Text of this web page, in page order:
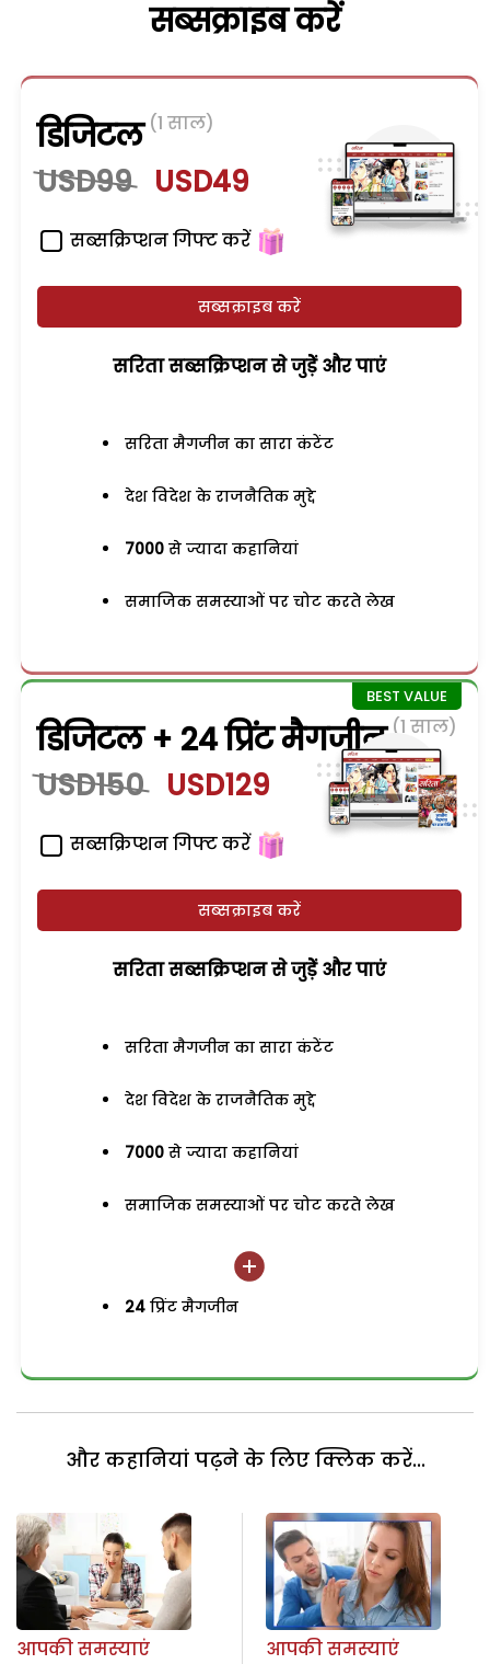
सब्सक्राइब करें
डिजिटल (1 साल)
USD99 USD49
सब्सक्रिप्शन गिफ्ट करें
सब्सक्राइब करें
सरिता सब्सक्रिप्शन से जुड़ेें और पाएं
सरिता मैगजीन का सारा कंटेंट
देश विदेश के राजनैतिक मुद्दे
7000 से ज्यादा कहानियां
समाजिक समस्याओं पर चोट करते लेख
डिजिटल + 24 प्रिंट मैगजीन (1 साल)
USD150 USD129
सब्सक्रिप्शन गिफ्ट करें
सब्सक्राइब करें
सरिता सब्सक्रिप्शन से जुड़ेें और पाएं
सरिता मैगजीन का सारा कंटेंट
देश विदेश के राजनैतिक मुद्दे
7000 से ज्यादा कहानियां
समाजिक समस्याओं पर चोट करते लेख
24 प्रिंट मैगजीन
और कहानियां पढ़ने के लिए क्लिक करें...
आपकी समस्याएं
आपकी समस्याएं